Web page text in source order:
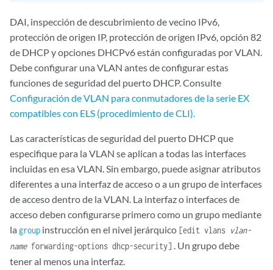
DAI, inspección de descubrimiento de vecino IPv6,
protección de origen IP, protección de origen IPv6, opción 82
de DHCP y opciones DHCPv6 están configuradas por VLAN.
Debe configurar una VLAN antes de configurar estas
funciones de seguridad del puerto DHCP. Consulte
Configuración de VLAN para conmutadores de la serie EX
compatibles con ELS (procedimiento de CLI).
Las características de seguridad del puerto DHCP que
especifique para la VLAN se aplican a todas las interfaces
incluidas en esa VLAN. Sin embargo, puede asignar atributos
diferentes a una interfaz de acceso o a un grupo de interfaces
de acceso dentro de la VLAN. La interfaz o interfaces de
acceso deben configurarse primero como un grupo mediante
la group instrucción en el nivel jerárquico [edit vlans vlan-
nameforwarding-options dhcp-security] . Un grupo debe
tener al menos una interfaz.